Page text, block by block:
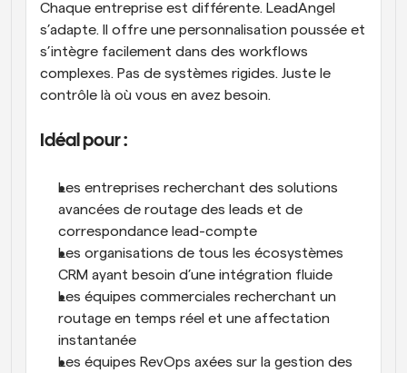
Chaque entreprise est différente. LeadAngel
s’adapte. Il offre une personnalisation poussée et
s’intègre facilement dans des workflows
complexes. Pas de systèmes rigides. Juste le
contrôle là où vous en avez besoin.
Idéal pour :
Les entreprises recherchant des solutions
avancées de routage des leads et de
correspondance lead-compte
Les organisations de tous les écosystèmes
CRM ayant besoin d’une intégration fluide
Les équipes commerciales recherchant un
routage en temps réel et une affectation
instantanée
Les équipes RevOps axées sur la gestion des